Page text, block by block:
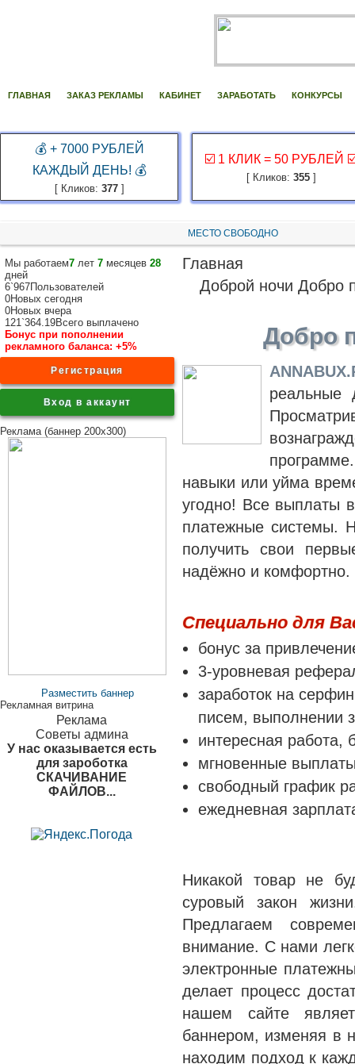
ГЛАВНАЯ ЗАКАЗ РЕКЛАМЫ КАБИНЕТ ЗАРАБОТАТЬ КОНКУРСЫ
💰 + 7000 РУБЛЕЙ
КАЖДЫЙ ДЕНЬ! 💰
[ Кликов: 377]
☑️ 1 КЛИК = 50 РУБЛЕЙ
[ Кликов: 355]
МЕСТО СВОБОДНО
Мы работаем7 лет 7 месяцев 28
дней
6`967Пользователей
0Новых сегодня
0Новых вчера
121`364.19Всего выплачено
Бонус при пополнении
рекламного баланса: +5%
Регистрация
Вход в аккаунт
Реклама (баннер 200x300)
Разместить баннер
Рекламная витрина
Реклама
Советы админа
У нас оказывается есть
для зароботка
СКАЧИВАНИЕ
ФАЙЛОВ...
Главная
Доброй ночи Добро
Добро
реальные
навыки или уйма
угодно! Все выплаты
платежные системы.
получить свои
надёжно и комфортно.
Специально для
бонус за
3-уровневая
заработок на
писем, выполнении
интересная работа,
мгновенные
свободный график
ежедневная
Никакой товар не
суровый закон
Предлагаем
внимание. С нами
электронные
делает процесс
нашем сайте
баннером, изменяя в
находим подход к